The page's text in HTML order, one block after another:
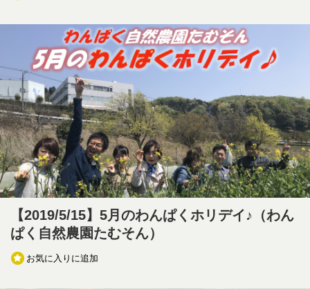
【2019/5/15】5月のわんぱくホリデイ♪（わん
ぱく自然農園たむそん）
お気に入りに追加